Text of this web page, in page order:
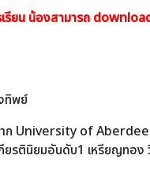
เรียน น้องสามารถ
ทิพย์
ก University of
รตินิยมอันดับ1 เหรียญทอง